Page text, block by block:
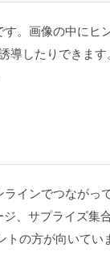
。画像の中にヒ
導したりできま
インでつながっ
、サプライズ集
の方が向いてい